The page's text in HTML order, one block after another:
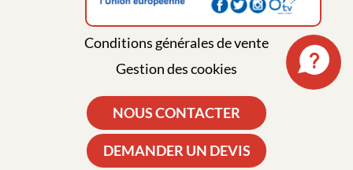
Politique de confidentialité
Conditions générales de vente
Gestion des cookies
NOUS CONTACTER
DEMANDER UN DEVIS